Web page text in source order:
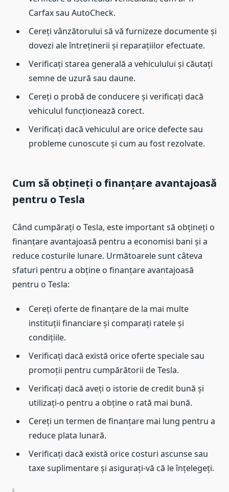
Carfax sau AutoCheck.
Cereți vânzătorului să vă furnizeze documente și
dovezi ale întreținerii și reparațiilor efectuate.
Verificați starea generală a vehiculului și căutați
semne de uzură sau daune.
Cereți o probă de conducere și verificați dacă
vehiculul funcționează corect.
Verificați dacă vehiculul are orice defecte sau
probleme cunoscute și cum au fost rezolvate.
Cum să obțineți o finanțare avantajoasă
pentru o Tesla
Când cumpărați o Tesla, este important să obțineți o
finanțare avantajoasă pentru a economisi bani și a
reduce costurile lunare. Următoarele sunt câteva
sfaturi pentru a obține o finanțare avantajoasă
pentru o Tesla:
Cereți oferte de finanțare de la mai multe
instituții financiare și comparați ratele și
condițiile.
Verificați dacă există orice oferte speciale sau
promoții pentru cumpărătorii de Tesla.
Verificați dacă aveți o istorie de credit bună și
utilizați-o pentru a obține o rată mai bună.
Cereți un termen de finanțare mai lung pentru a
reduce plata lunară.
Verificați dacă există orice costuri ascunse sau
taxe suplimentare și asigurați-vă că le înțelegeți.